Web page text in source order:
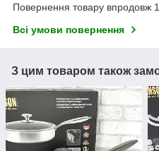
Повернення товару впродовж
Всі умови повернення
З цим товаром також